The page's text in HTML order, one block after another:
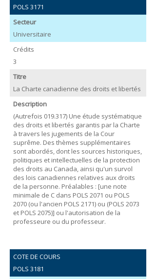
POLS 3171
Secteur
Universitaire
Crédits
3
Titre
La Charte canadienne des droits et libertés
Description
(Autrefois 019.317) Une étude systématique
des droits et libertés garantis par la Charte
à travers les jugements de la Cour
suprême. Des thèmes supplémentaires
sont abordés, dont les sources historiques,
politiques et intellectuelles de la protection
des droits au Canada, ainsi qu'un survol
des lois canadiennes relatives aux droits
de la personne. Préalables : [une note
minimale de C dans POLS 2071 ou POLS
2070 (ou l'ancien POLS 2171) ou (POLS 2073
et POLS 2075)] ou l'autorisation de la
professeure ou du professeur.
COTE DE COURS
POLS 3181